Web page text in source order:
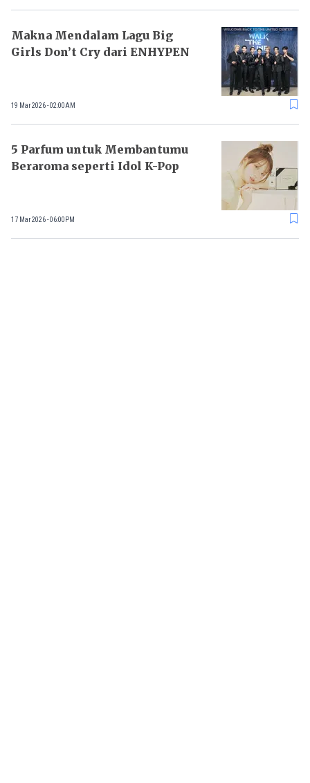
Makna Mendalam Lagu Big
Girls Don’t Cry dari ENHYPEN
19 Mar 2026 - 02:00AM
5 Parfum untuk Membantumu
Beraroma seperti Idol K-Pop
17 Mar 2026 - 06:00PM